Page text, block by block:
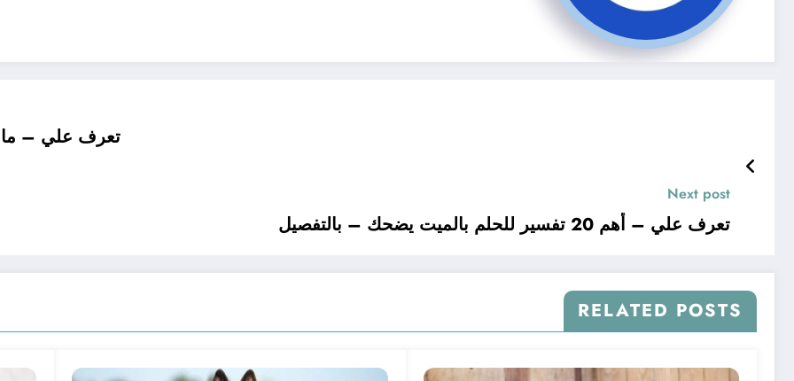
تعرف علي – ما
Next post
تعرف علي – أهم 20 تفسير للحلم بالميت يضحك – بالتفصيل
RELATED POSTS